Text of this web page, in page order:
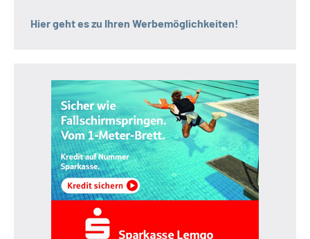
Hier geht es zu Ihren Werbemöglichkeiten!